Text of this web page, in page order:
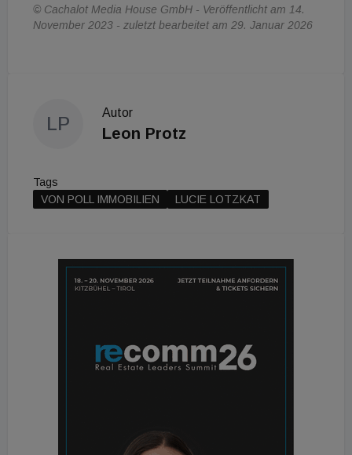
© Cachalot Media House GmbH - Veröffentlicht am 14.
November 2023 - zuletzt bearbeitet am 29. Januar 2026
LP
Autor
Leon Protz
Tags
VON POLL IMMOBILIEN
LUCIE LOTZKAT